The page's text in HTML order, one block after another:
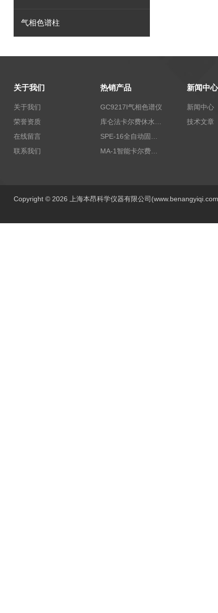
气相色谱柱
关于我们
关于我们
荣誉资质
在线留言
联系我们
热销产品
GC9217I气相色谱仪
MA-1智能卡尔费休水分测定仪
新闻中心
新闻中心
技术文章
Copyright © 2026 上海本昂科学仪器有限公司